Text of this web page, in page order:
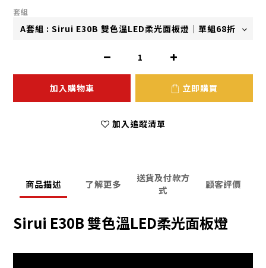
套組
加入購物車 立即購買
加入追蹤清單
商品描述 了解更多
送貨及付款方
式
顧客評價
Sirui E30B 雙色溫LED柔光面板燈